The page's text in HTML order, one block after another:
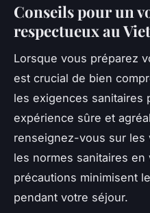
Conseils pour un
respectueux au
Lorsque vous préparez
est crucial de bien
les exigences sanitaires
expérience sûre et
renseignez-vous sur les
les normes sanitaires en
précautions minimisent
pendant votre séjour.